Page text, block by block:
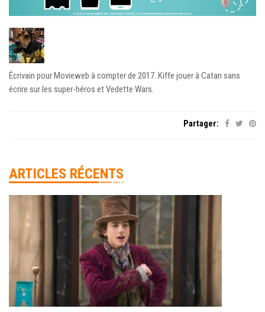
Écrivain pour Movieweb à compter de 2017. Kiffe jouer à Catan sans
écrire sur les super-héros et Vedette Wars.
Partager:
ARTICLES RÉCENTS